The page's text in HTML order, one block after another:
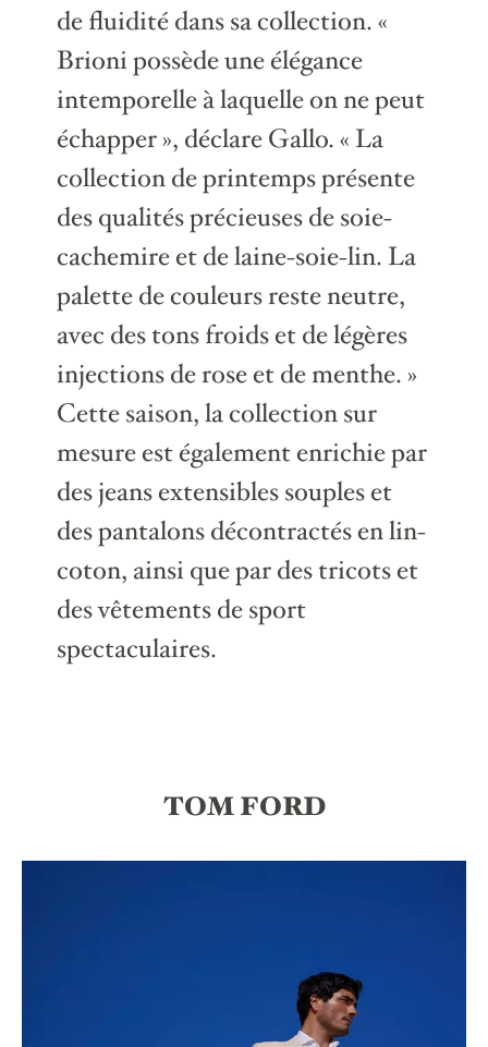
de fluidité dans sa collection. «
Brioni possède une élégance
intemporelle à laquelle on ne peut
échapper », déclare Gallo. « La
collection de printemps présente
des qualités précieuses de soie-
cachemire et de laine-soie-lin. La
palette de couleurs reste neutre,
avec des tons froids et de légères
injections de rose et de menthe. »
Cette saison, la collection sur
mesure est également enrichie par
des jeans extensibles souples et
des pantalons décontractés en lin-
coton, ainsi que par des tricots et
des vêtements de sport
spectaculaires.
TOM FORD